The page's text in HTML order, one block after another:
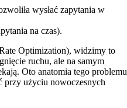
wysłać zapytania w
na czas).
Optimization), widzimy to
ruchu, ale na samym
Oto anatomia tego problemu
przy użyciu nowoczesnych